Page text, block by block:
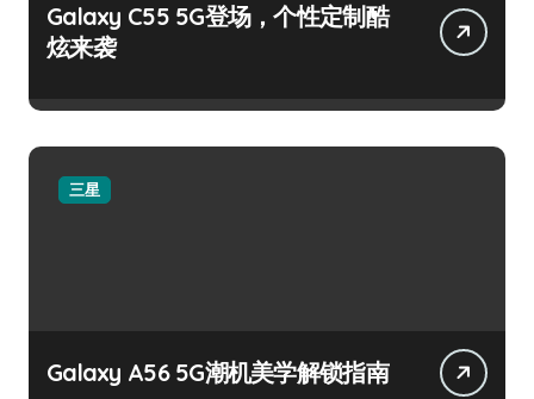
Galaxy C55 5G登场，个性定制酷
炫来袭
三星
Galaxy A56 5G潮机美学解锁指南